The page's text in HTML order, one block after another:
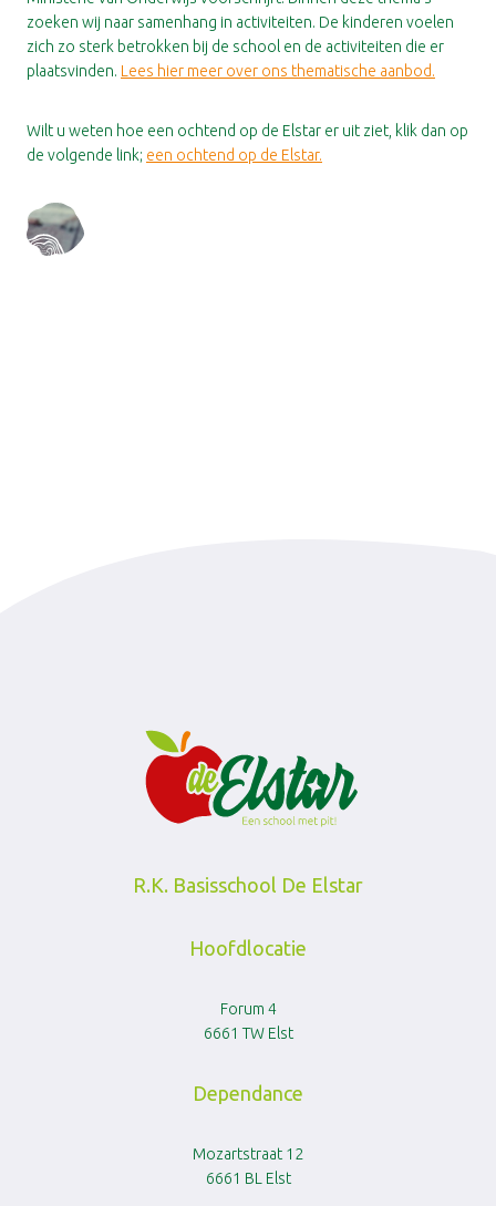
zoeken wij naar samenhang in activiteiten. De kinderen voelen
zich zo sterk betrokken bij de school en de activiteiten die er
plaatsvinden. Lees hier meer over ons thematische aanbod.
Wilt u weten hoe een ochtend op de Elstar er uit ziet, klik dan op
de volgende link; een ochtend op de Elstar.
R.K. Basisschool De Elstar
Hoofdlocatie
Forum 4
6661 TW Elst
Dependance
Mozartstraat 12
6661 BL Elst